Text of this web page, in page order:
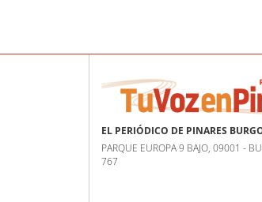
EL PERIÓDICO DE PINARES
PARQUE EUROPA 9 BAJO, 09001 -
767